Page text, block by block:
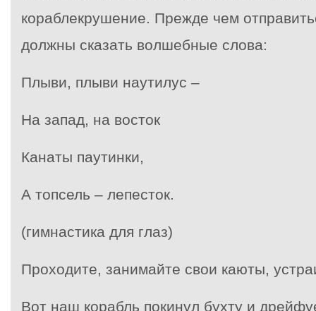
кораблекрушение. Прежде чем
должны сказать волшебные слова:
Плыви, плыви наутилус –
На запад, на восток
Канаты паутинки,
А топсель – лепесток.
(гимнастика для глаз)
Проходите, занимайте свои каюты,
Вот наш корабль покинул бухту и